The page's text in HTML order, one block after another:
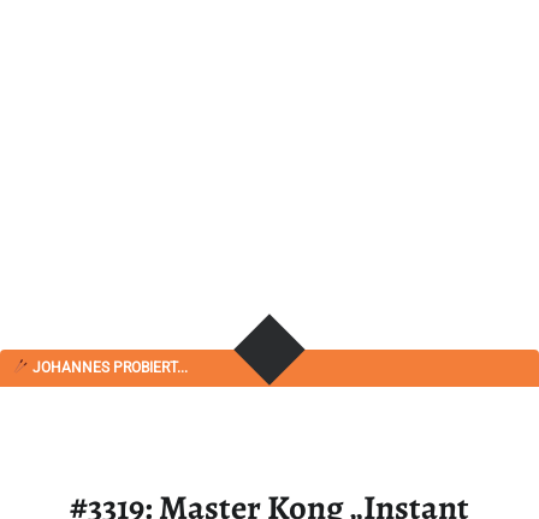
JOHANNES PROBIERT...
#3319: Master Kong „Instant